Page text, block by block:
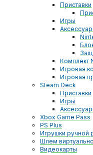
Приставки
Игры
Комплект
Игровая
Игровая
Steam Deck
Приставки
Игры
Xbox Game Pass
PS Plus
Игрушки ручной
Шлем
Видеокарты